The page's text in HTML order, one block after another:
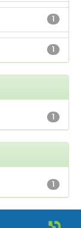
1
1
1
1